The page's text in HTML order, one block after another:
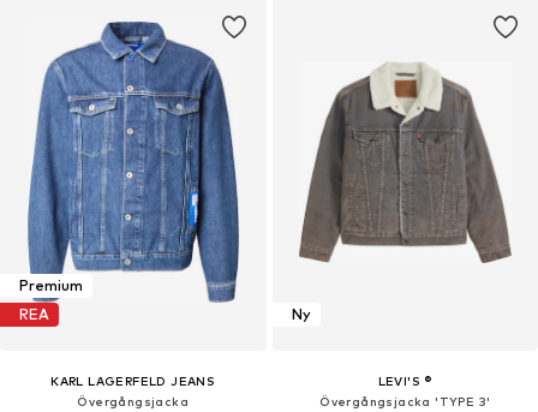
Premium
REA
KARL LAGERFELD JEANS
Övergångsjacka
Ny
LEVI'S ®
Övergångsjacka 'TYPE 3'